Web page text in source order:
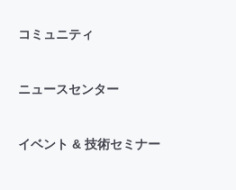
コミュニティ
ニュースセンター
イベント & 技術セミナー